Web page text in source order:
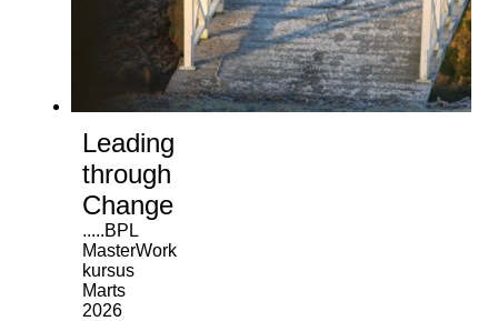
Leading
through
Change
.....BPL
MasterWork
kursus
Marts
2026